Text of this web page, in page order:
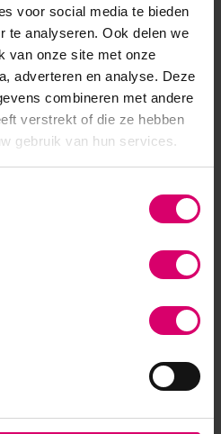
voor social media te bieden
te analyseren. Ook delen we
van onze site met onze
adverteren en analyse. Deze
combineren met andere
verstrekt of die ze hebben
gebruik van hun services.